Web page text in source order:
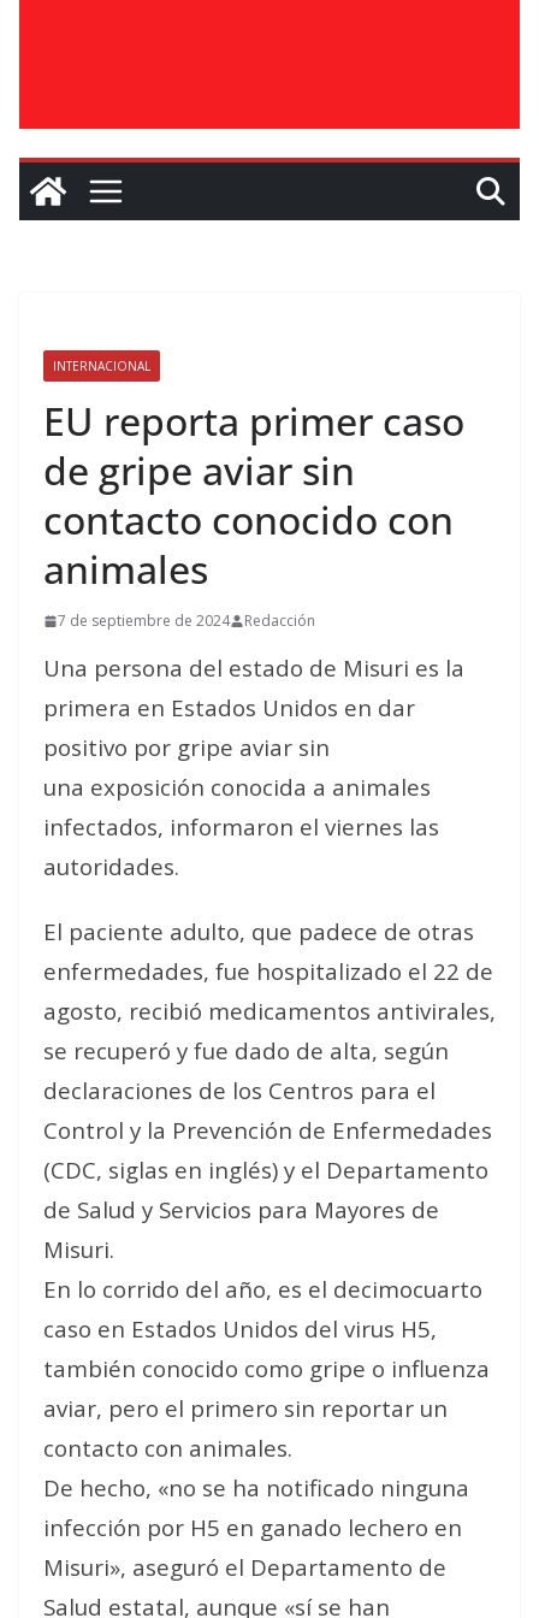
INTERNACIONAL
EU reporta primer caso
de gripe aviar sin
contacto conocido con
animales
7 de septiembre de 2024 Redacción
Una persona del estado de Misuri es la
primera en Estados Unidos en dar
positivo por gripe aviar sin
una exposición conocida a animales
infectados, informaron el viernes las
autoridades.
El paciente adulto, que padece de otras
enfermedades, fue hospitalizado el 22 de
agosto, recibió medicamentos antivirales,
se recuperó y fue dado de alta, según
declaraciones de los Centros para el
Control y la Prevención de Enfermedades
(CDC, siglas en inglés) y el Departamento
de Salud y Servicios para Mayores de
Misuri.
En lo corrido del año, es el decimocuarto
caso en Estados Unidos del virus H5,
también conocido como gripe o influenza
aviar, pero el primero sin reportar un
contacto con animales.
De hecho, «no se ha notificado ninguna
infección por H5 en ganado lechero en
Misuri», aseguró el Departamento de
Salud estatal, aunque «sí se han